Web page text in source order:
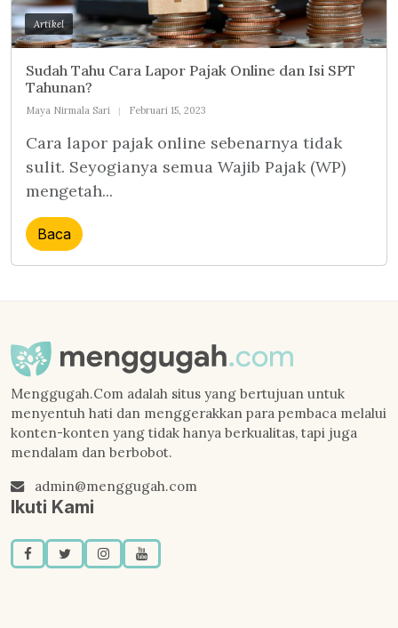
Artikel
Sudah Tahu Cara Lapor Pajak Online dan Isi SPT
Tahunan?
Maya Nirmala Sari Februari 15, 2023
Cara lapor pajak online sebenarnya tidak
sulit. Seyogianya semua Wajib Pajak (WP)
mengetah...
Baca
Menggugah.Com adalah situs yang bertujuan untuk
menyentuh hati dan menggerakkan para pembaca melalui
konten-konten yang tidak hanya berkualitas, tapi juga
mendalam dan berbobot.
admin@menggugah.com
Ikuti Kami